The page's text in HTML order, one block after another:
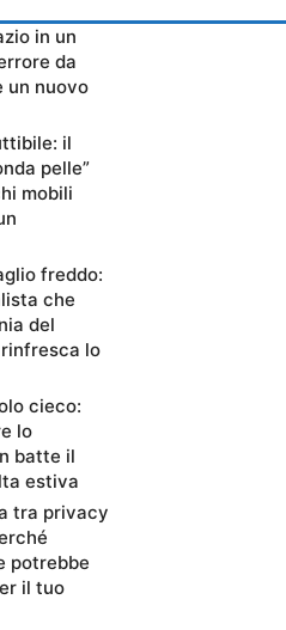
in un
da
un nuovo
il
pelle”
mobili
freddo:
che
del
lo
cieco:
lo
batte il
estiva
tra privacy
potrebbe
il tuo